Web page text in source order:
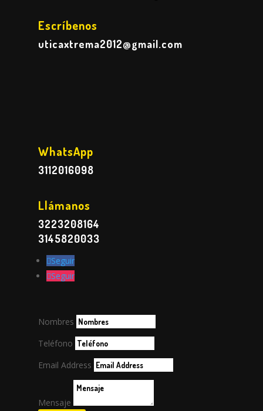
Escríbenos
uticaxtrema2012@gmail.com
WhatsApp
3112016098
Llámanos
3223208164
3145820033
Seguir
Seguir
Nombres
Teléfono
Email Address
Mensaje